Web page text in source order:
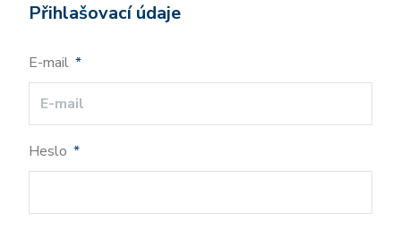
Přihlašovací údaje
E-mail *
Heslo *